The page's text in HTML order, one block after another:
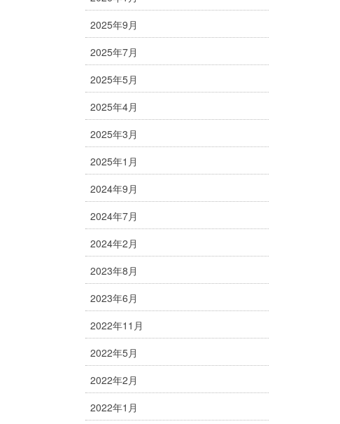
2025年9月
2025年7月
2025年5月
2025年4月
2025年3月
2025年1月
2024年9月
2024年7月
2024年2月
2023年8月
2023年6月
2022年11月
2022年5月
2022年2月
2022年1月